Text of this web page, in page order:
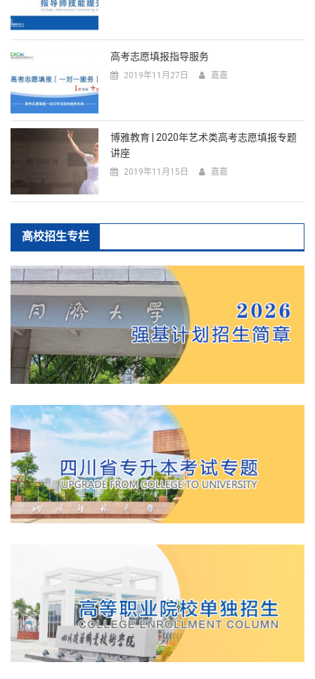
高考志愿填报指导服务
2019年11月27日 嘉嘉
博雅教育 | 2020年艺术类高考志愿填报专题
讲座
2019年11月15日 嘉嘉
高校招生专栏